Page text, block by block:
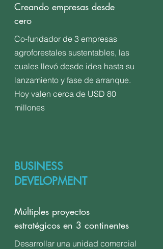
Creando empresas desde
cero
Co-fundador de 3 empresas
agroforestales sustentables, las
cuales llevó desde idea hasta su
lanzamiento y fase de arranque.
Hoy valen cerca de USD 80
millones
BUSINESS
DEVELOPMENT
Múltiples proyectos
estratégicos en 3 continentes
Desarrollar una unidad comercial